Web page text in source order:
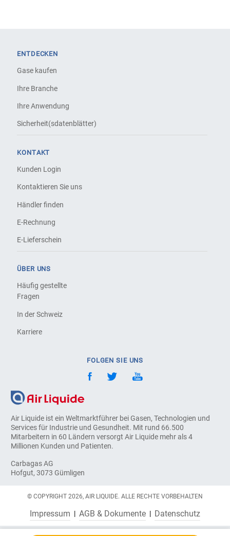
Air Liquide ist ein Weltmarktführer bei Gasen, Technologien und
Services für Industrie und Gesundheit. Mit rund 66.500
Mitarbeitern in 60 Ländern versorgt Air Liquide mehr als 4
Millionen Kunden und Patienten.
Carbagas AG
Hofgut, 3073 Gümligen
ENTDECKEN
Gase kaufen
Ihre Branche
Ihre Anwendung
Sicherheit(sdatenblätter)
KONTAKT
Kunden Login
Kontaktieren Sie uns
Händler finden
E-Rechnung
E-Lieferschein
ÜBER UNS
Häufig gestellte
Fragen
In der Schweiz
Karriere
FOLGEN SIE UNS
© COPYRIGHT 2026, AIR LIQUIDE. ALLE RECHTE VORBEHALTEN
Impressum AGB & Dokumente Datenschutz